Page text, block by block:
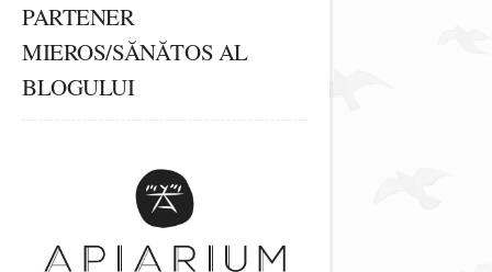
PARTENER
MIEROS/SĂNĂTOS AL
BLOGULUI